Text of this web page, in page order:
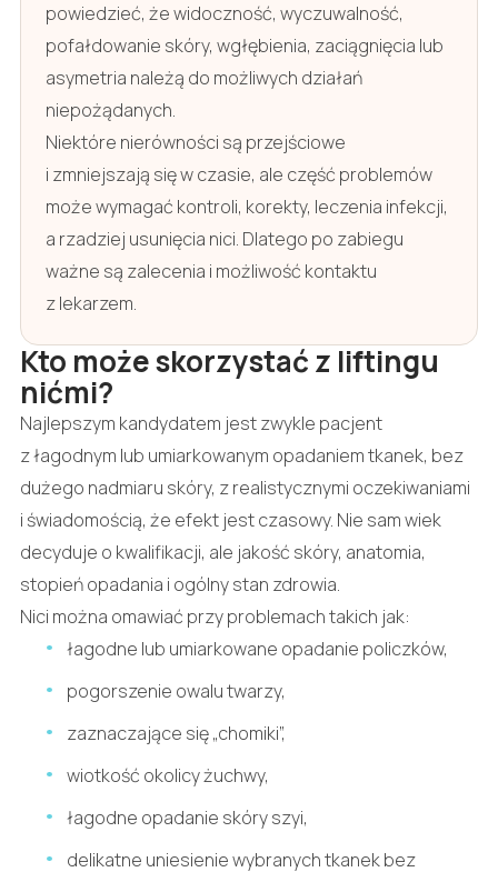
powiedzieć, że widoczność, wyczuwalność,
pofałdowanie skóry, wgłębienia, zaciągnięcia lub
asymetria należą do możliwych działań
niepożądanych.
Niektóre nierówności są przejściowe
i zmniejszają się w czasie, ale część problemów
może wymagać kontroli, korekty, leczenia infekcji,
a rzadziej usunięcia nici. Dlatego po zabiegu
ważne są zalecenia i możliwość kontaktu
z lekarzem.
Kto może skorzystać z liftingu
nićmi?
Najlepszym kandydatem jest zwykle pacjent
z łagodnym lub umiarkowanym opadaniem tkanek, bez
dużego nadmiaru skóry, z realistycznymi oczekiwaniami
i świadomością, że efekt jest czasowy. Nie sam wiek
decyduje o kwalifikacji, ale jakość skóry, anatomia,
stopień opadania i ogólny stan zdrowia.
Nici można omawiać przy problemach takich jak:
łagodne lub umiarkowane opadanie policzków,
pogorszenie owalu twarzy,
zaznaczające się „chomiki”,
wiotkość okolicy żuchwy,
łagodne opadanie skóry szyi,
delikatne uniesienie wybranych tkanek bez